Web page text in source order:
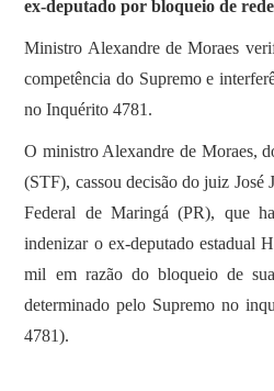
ex-deputado por bloqueio de
Ministro Alexandre de Moraes
competência do Supremo e
no Inquérito 4781.
O ministro Alexandre de Moraes,
(STF), cassou decisão do juiz José
Federal de Maringá (PR), que
indenizar o ex-deputado estadual
mil em razão do bloqueio de
determinado pelo Supremo no
4781).